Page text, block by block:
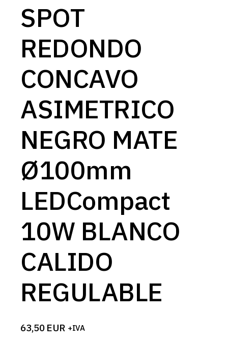
SPOT
REDONDO
CONCAVO
ASIMETRICO
NEGRO MATE
Ø100mm
LEDCompact
10W BLANCO
CALIDO
REGULABLE
63,50 EUR +IVA